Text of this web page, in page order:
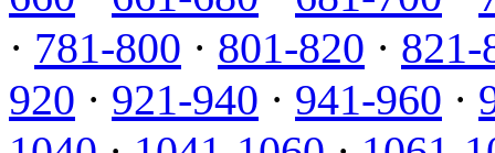
· 781-800 · 801-820 · 821-
920 · 921-940 · 941-960 ·